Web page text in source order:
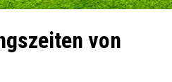
von